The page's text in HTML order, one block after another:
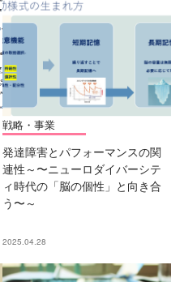
戦略・事業
発達障害とパフォーマンスの関
連性～〜ニューロダイバーシテ
ィ時代の「脳の個性」と向き合
う〜～
2025.04.28